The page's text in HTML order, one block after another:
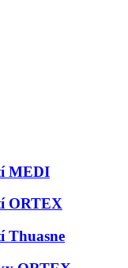
MEDI
ORTEX
Thuasne